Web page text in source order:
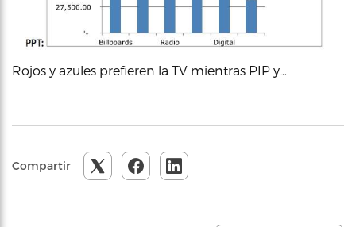
Rojos y azules prefieren la TV mientras PIP y…
Compartir